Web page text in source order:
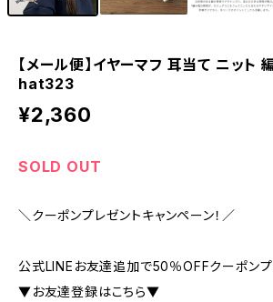
【メール便】イヤーマフ 耳当て ニット
hat323
¥2,360
SOLD OUT
＼クーポンプレゼントキャンペーン！／
公式LINEお友達追加で50％OFFクーポン
▼お友達登録はこちら▼